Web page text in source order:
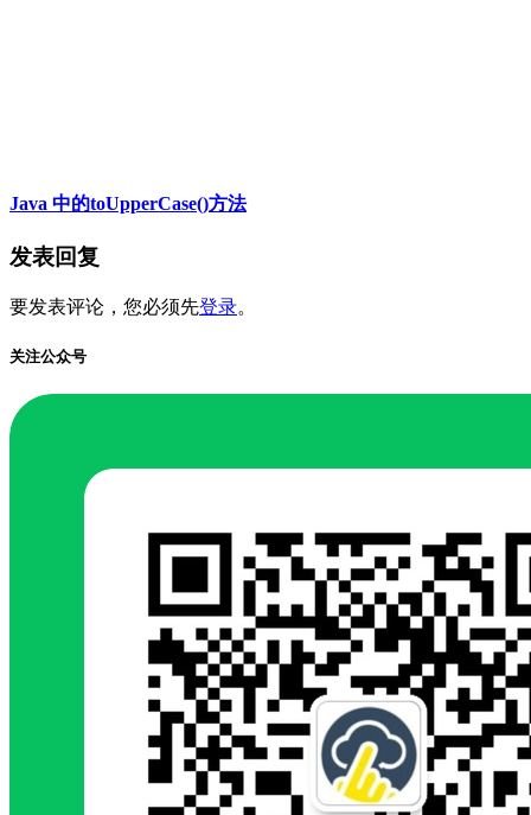
Java 中的toUpperCase()方法
发表回复
要发表评论，您必须先登录。
关注公众号